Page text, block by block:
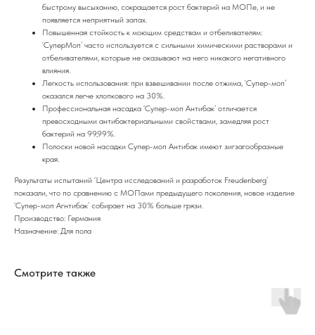
быстрому высыханию, сокращается рост бактерий на МОПе, и не
появляется неприятный запах.
Повышенная стойкость к моющим средствам и отбеливателям:
‘СуперМоп’ часто используется с сильными химическими растворами и
отбеливателями, которые не оказывают на него никакого негативного
влияния.
Легкость использования: при взвешивании после отжима, ‘Супер-моп’
оказался легче хлопкового на 30%.
Профессиональная насадка ‘Супер-моп Антибак’ отличается
превосходными антибактериальными свойствами, замедляя рост
бактерий на 99,99%.
Полоски новой насадки Супер-моп Антибак имеют зигзагообразные
края.
Результаты испытаний ‘Центра исследований и разработок Freudenberg’
показали, что по сравнению с МОПами предыдущего поколения, новое изделие
‘Супер-моп Агнтибак’ собирает на 30% больше грязи.
Производство: Германия
Назначение: Для пола
Смотрите также